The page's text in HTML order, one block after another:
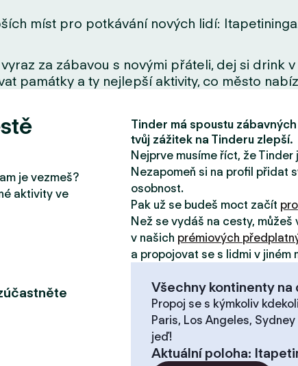
míst pro potkávání nových lidí:
za zábavou s novými přáteli, dej si
památky a ty nejlepší aktivity, co město
je vezmeš?
aktivity ve
Tinder má spoustu
tvůj zážitek na Tinderu zlepší.
Nejprve musíme říct, že
Nezapomeň si na profil přidat
osobnost.
Pak už se budeš moct začít
Než se vydáš na cesty, můžeš
v našich prémiových
a propojovat se s lidmi v jiném
Všechny kontinenty
Propoj se s kýmkoliv
Paris, Los Angeles,
jeď!
Aktuální poloha: